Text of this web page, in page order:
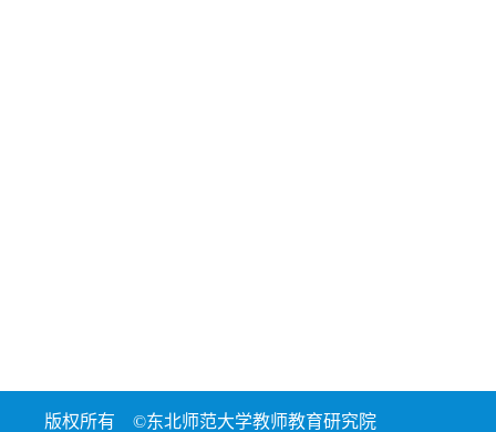
版权所有 ©东北师范大学教师教育研究院